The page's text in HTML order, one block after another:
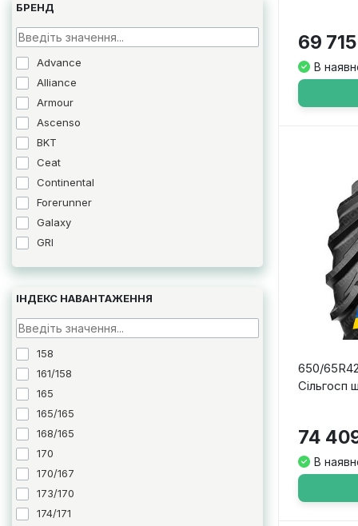
Maxam
Maximo
Mitas
БРЕНД
Advance
Alliance
Armour
Ascenso
BKT
Ceat
Continental
Forerunner
Galaxy
GRI
Maxam
Maximo
Mitas
Ozka
Starmaxx
Tianli
Vredestein
ІНДЕКС НАВАНТАЖЕННЯ
158
161/158
165
165/165
168/165
170
170/167
173/170
174/171
69
В
650/
Сільгосп
74
В